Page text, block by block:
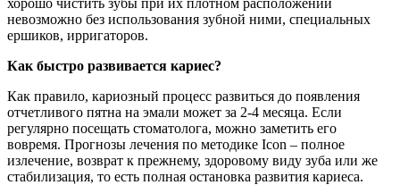
невозможно без использования зубной ними, специальных
ершиков, ирригаторов.
Как быстро развивается кариес?
Как правило, кариозный процесс развиться до появления
отчетливого пятна на эмали может за 2-4 месяца. Если
регулярно посещать стоматолога, можно заметить его
вовремя. Прогнозы лечения по методике Icon – полное
излечение, возврат к прежнему, здоровому виду зуба или же
стабилизация, то есть полная остановка развития кариеса.